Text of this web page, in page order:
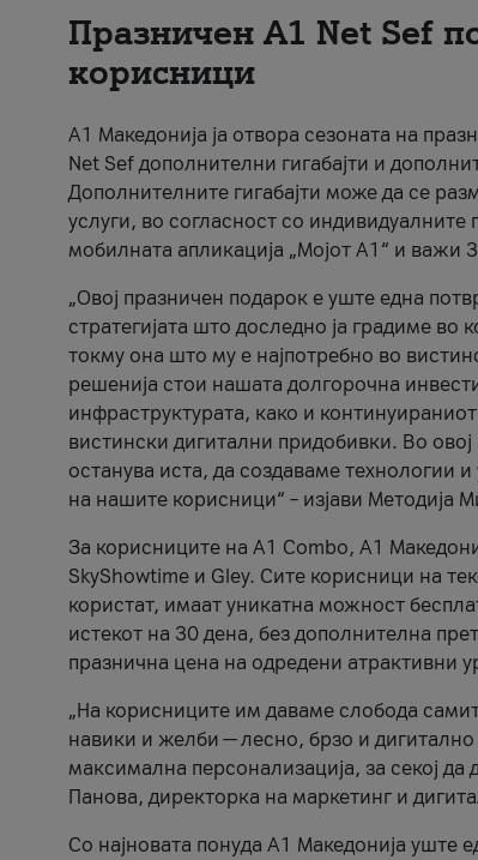
Празничен A1 Net Sеf
корисници
А1 Македонија ја отвора сезоната на
Net Sef дополнителни гигабајти и
Дополнителните гигабајти може да се
услуги, во согласност со
мобилната апликација „Мојот А1“ и важи
„Овој празничен подарок е уште една
стратегијата што доследно ја градиме
токму она што му е најпотребно во
решенија стои нашата долгорочна
инфраструктурата, како и
вистински дигитални придобивки. Во
останува иста, да создаваме технологии
на нашите корисници“ – изјави Методија
За корисниците на A1 Combo, А1
SkyShowtime и Gley. Сите корисници на
користат, имаат уникатна можност
истекот на 30 дена, без дополнителна
празнична цена на одредени атрактивни
„На корисниците им даваме слобода
навики и желби — лесно, брзо и
максимална персонализација, за секој
Панова, директорка на маркетинг и
Со најновата понуда А1 Македонија уште